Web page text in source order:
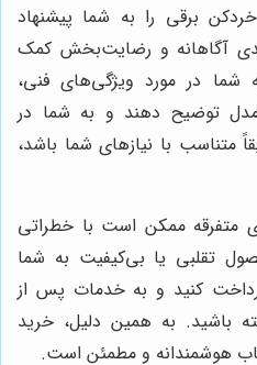
برقی را به شما پیشنهاد
آگاهانه و رضایت‌بخش کمک
شما در مورد ویژگی‌های فنی،
مدل توضیح دهند و به شما در
متناسب با نیازهای شما باشد،
متفرقه ممکن است با خطراتی
تقلبی یا بی‌کیفیت به شما
کنید و به خدمات پس از
باشید. به همین دلیل، خرید
هوشمندانه و مطمئن است.